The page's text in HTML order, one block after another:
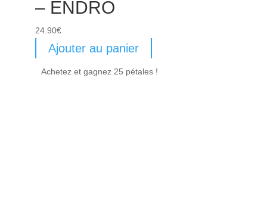
– ENDRO
24.90€
Ajouter au panier
Achetez et gagnez 25 pétales !